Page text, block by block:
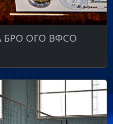
БРО ОГО ВФСО